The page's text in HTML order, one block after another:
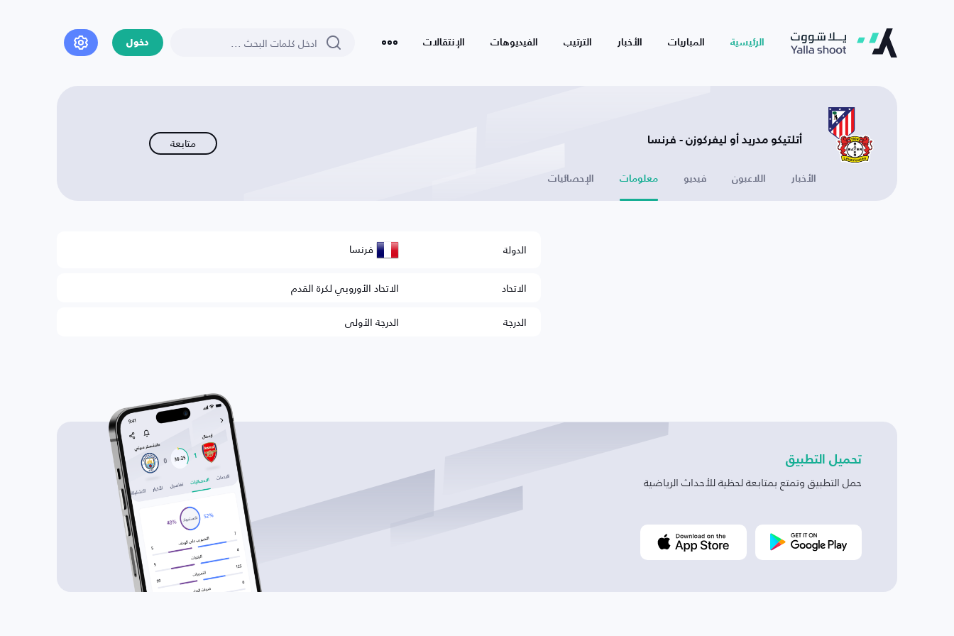
الرئيسية المباريات الأخبار الترتيب الفيديوهات الإنتقالات دخول
أتلتيكو مدريد أو ليفركوزن - فرنسا متابعة
الأخبار اللاعبون فيديو معلومات الإحصائيات
الدولة فرنسا
الاتحاد
الاتحاد الأوروبي لكرة القدم
الدرجة
الدرجة الأولى
تحميل التطبيق
حمل التطبيق وتمتع بمتابعة لحظية للأحداث الرياضية